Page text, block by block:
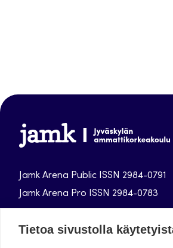
Jamk
Arena
Jamk Arena Public ISSN 2984-0791
Jamk Arena Pro ISSN 2984-0783
Jyväskylän ammattikorkeakoulun
Tietoa sivustolla